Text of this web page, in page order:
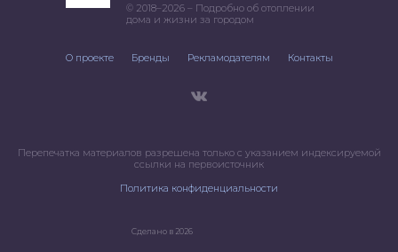
© 2018–2026 – Подробно об отоплении
дома и жизни за городом
О проекте Бренды Рекламодателям Контакты
Перепечатка материалов разрешена только с указанием индексируемой
ссылки на первоисточник
Политика конфиденциальности
Сделано в 2026